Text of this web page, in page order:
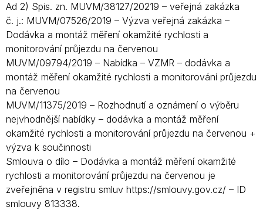
Ad 2) Spis. zn. MUVM/38127/20219 – veřejná zakázka
č. j.: MUVM/07526/2019 – Výzva veřejná zakázka –
Dodávka a montáž měření okamžité rychlosti a
monitorování průjezdu na červenou
MUVM/09794/2019 – Nabídka – VZMR – dodávka a
montáž měření okamžité rychlosti a monitorování průjezdu
na červenou
MUVM/11375/2019 – Rozhodnutí a oznámení o výběru
nejvhodnější nabídky – dodávka a montáž měření
okamžité rychlosti a monitorování průjezdu na červenou +
výzva k součinnosti
Smlouva o dílo – Dodávka a montáž měření okamžité
rychlosti a monitorování průjezdu na červenou je
zveřejněna v registru smluv https://smlouvy.gov.cz/ – ID
smlouvy 813338.